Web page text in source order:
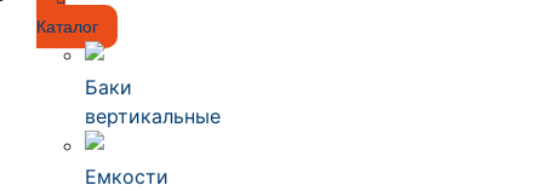
Каталог
Баки
вертикальные
Емкости